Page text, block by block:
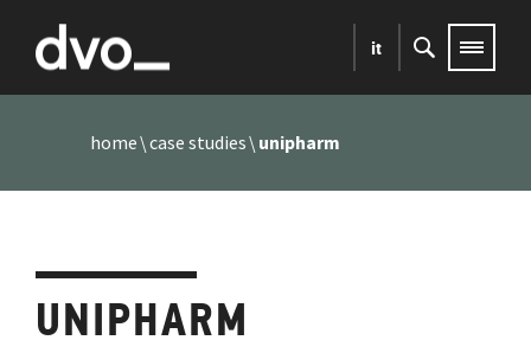
it
home case studies unipharm
UNIPHARM